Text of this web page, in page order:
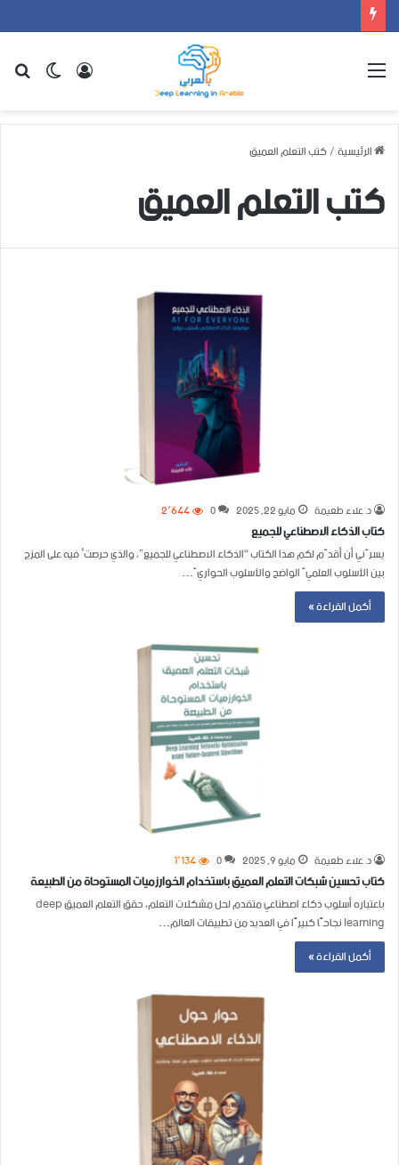
الوضع تسجيل
القائمة
الرئيسية/كتب التعلم العميق
كتب التعلم العميق
د. علاء طعيمة مايو 22, 2025 0 2٬644
كتاب الذكاء الاصطناعي للجميع
يسرّني أن أقدّم لكم هذا الكتاب “الذكاء الاصطناعي للجميع”، والذي حرصتُ فيه على المزج
بين الأسلوب العلميّ الواضح والأسلوب الحواريّ…
أكمل القراءة »
د. علاء طعيمة مايو 9, 2025 0 1٬134
كتاب تحسين شبكات التعلم العميق باستخدام الخوارزميات المستوحاة من الطبيعة
باعتباره أسلوب ذكاء اصطناعي متقدم لحل مشكلات التعلم، حقق التعلم العميق deep
learning نجاحًا كبيرًا في العديد من تطبيقات العالم…
أكمل القراءة »